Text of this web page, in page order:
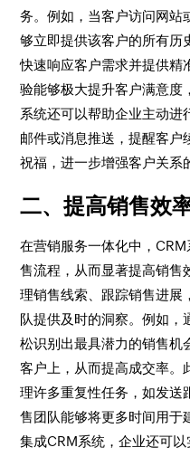
务。例如，当客户访问网站
够立即提供该客户的所有历
快速响应客户需求并提供精
验能够极大提升客户满意度
系统还可以帮助企业主动进
邮件或消息推送，提醒客户
祝福，进一步增强客户关系
二、提高销售效
在营销服务一体化中，
售流程，从而显著提高销售
理销售线索、跟踪销售进展
队提供及时的洞察。例如，
松识别出最具潜力的销售机
客户上，从而提高成交率。
理许多重复性任务，如发送
售团队能够将更多时间用于
集成CRM系统，企业还可